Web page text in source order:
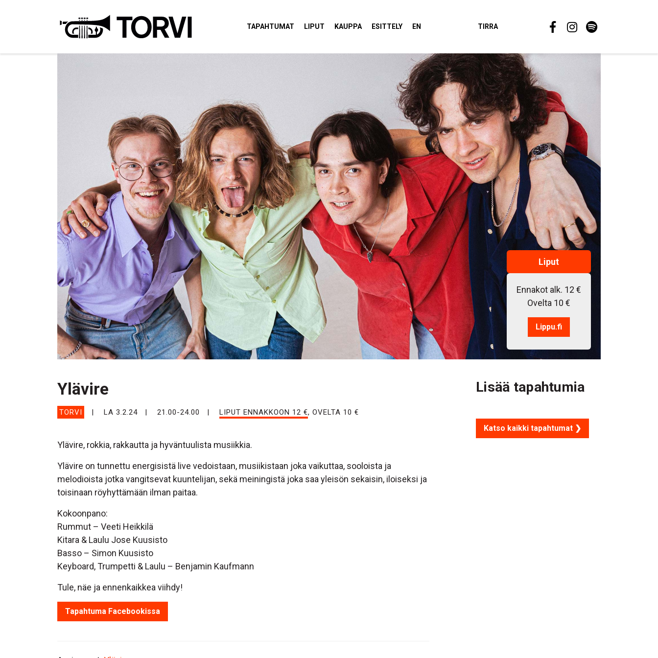
TAPAHTUMAT LIPUT KAUPPA ESITTELY EN TIRRA
Liput
Ennakot alk. 12 €
Ovelta 10 €
Lippu.fi
Ylävire
TORVI LA 3.2.24 21.00-24.00 LIPUT ENNAKKOON 12 €, OVELTA 10 €
Ylävire, rokkia, rakkautta ja hyväntuulista musiikkia.
Ylävire on tunnettu energisistä live vedoistaan, musiikistaan joka vaikuttaa, sooloista ja
melodioista jotka vangitsevat kuuntelijan, sekä meiningistä joka saa yleisön sekaisin, iloiseksi ja
toisinaan röyhyttämään ilman paitaa.
Kokoonpano:
Rummut – Veeti Heikkilä
Kitara & Laulu Jose Kuusisto
Basso – Simon Kuusisto
Keyboard, Trumpetti & Laulu – Benjamin Kaufmann
Tule, näe ja ennenkaikkea viihdy!
Tapahtuma Facebookissa
Lisää tapahtumia
Katso kaikki tapahtumat ❯